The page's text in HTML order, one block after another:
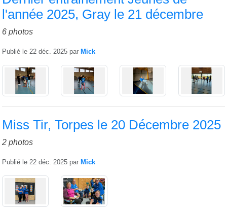
l'année 2025, Gray le 21 décembre
6 photos
Publié le 22 déc. 2025 par Mick
Miss Tir, Torpes le 20 Décembre 2025
2 photos
Publié le 22 déc. 2025 par Mick